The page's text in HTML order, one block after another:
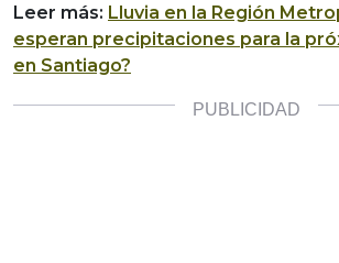
Leer más: Lluvia en la Región
esperan precipitaciones para la
en Santiago?